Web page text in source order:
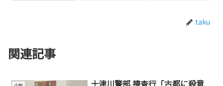
taku
関連記事